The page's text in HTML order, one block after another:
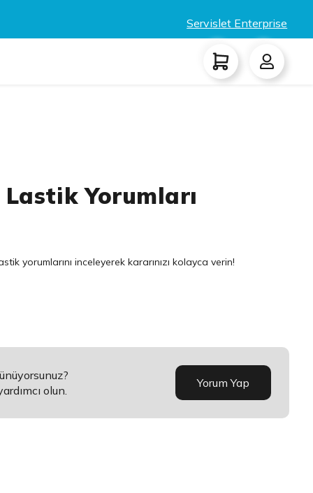
Servislet Enterprise
Yorumları
yorumlarını inceleyerek kararınızı kolayca verin!
olun.
Yorum Yap